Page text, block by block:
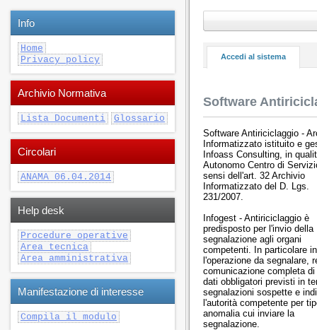
Accedi al sistema
Software
Software Antiriciclaggio -
Informatizzato istituito e
Infoass Consulting, in
Autonomo Centro di
sensi dell'art. 32 Archivio
Informatizzato del D. Lgs.
231/2007.
Infogest - Antiriciclaggio è
predisposto per l'invio della
segnalazione agli organi
competenti. In particolare
l'operazione da segnalare,
comunicazione completa
dati obbligatori previsti in
segnalazioni sospette e
l'autorità competente per
anomalia cui inviare la
segnalazione.
Info
Home
Privacy policy
Archivio Normativa
Lista Documenti Glossario
Circolari
ANAMA 06.04.2014
Help desk
Procedure operative
Area tecnica
Area amministrativa
Manifestazione di interesse
Compila il modulo